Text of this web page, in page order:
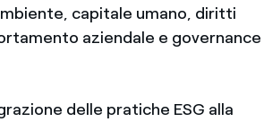
capitale umano, diritti
aziendale e governance
delle pratiche ESG alla